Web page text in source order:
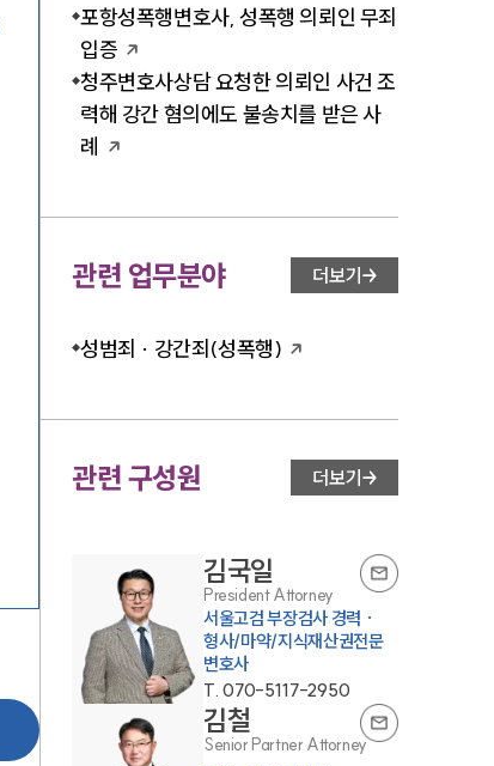
포항성폭행변호사, 성폭행 의뢰인 무죄
입증
청주변호사상담 요청한 의뢰인 사건 조
력해 강간 혐의에도 불송치를 받은 사
례
관련 업무분야 더보기
성범죄 · 강간죄(성폭행)
관련 구성원 더보기
김국일
President Attorney
서울고검 부장검사 경력 ·
형사/마약/지식재산권전문
변호사
T.070-5117-2950
김철
Senior Partner Attorney